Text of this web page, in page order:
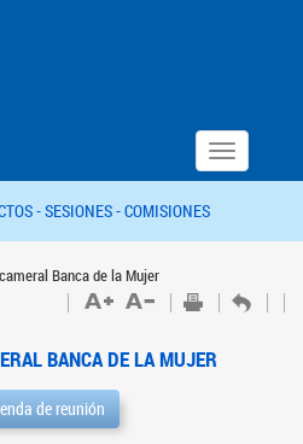
Toggle
navigation
-SESIONES -COMISIONES
Banca de la Mujer
BANCA DE LA MUJER
de reunión